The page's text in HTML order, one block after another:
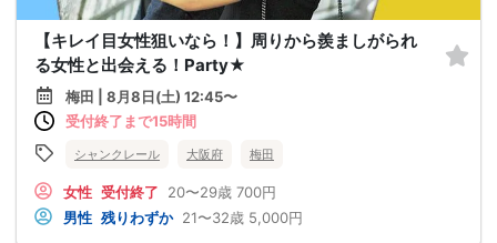
【キレイ目女性狙いなら！】周りから羨ましがられ
る女性と出会える！Party★
梅田 | 8月8日(土) 12:45〜
受付終了まで15時間
シャンクレール 大阪府 梅田
女性 受付終了 20〜29歳 700円
男性 残りわずか 21〜32歳 5,000円